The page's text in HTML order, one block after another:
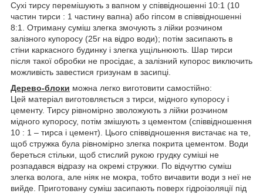
Сухі тирсу перемішують з вапном у співвідношенні 10:1 (10
частин тирси : 1 частину вапна) або гіпсом в співвідношенні
8:1. Отриману суміш злегка змочують з лійки розчином
залізного купоросу (25г на відро води); потім засипають в
стіни каркасного будинку і злегка ущільнюють. Шар тирси
після такої обробки не просідає, а залізний купорос виключить
можливість завестися гризунам в засипці.
Дерево-блоки можна легко виготовити самостійно:
Цей матеріал виготовляється з тирси, мідного купоросу і
цементу. Тирсу рівномірно зволожують з лійки розчином
мідного купоросу, потім змішують з цементом (співвідношення
10 : 1 – тирса і цемент). Цього співвідношення вистачає на те,
щоб стружка була рівномірно злегка покрита цементом. Води
береться стільки, щоб стислий рукою грудку суміші не
розпадався відразу на окремі стружки. По відчуттю суміш
злегка волога, але ніяк не мокра, тобто вичавити води з неї не
вийде. Приготовану суміш засипають поверх гідроізоляції під